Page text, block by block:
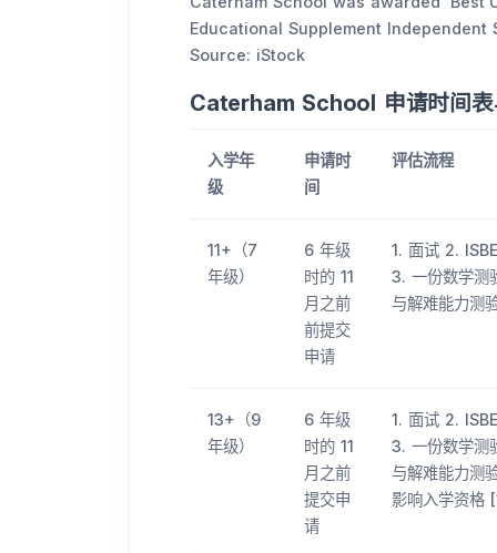
Educational Supplement Independent
Source: iStock
Caterham School 申请时间表
入学年
级
申请时
间
评估流程
11+（7
年级）
6 年级
时的 11
月之前
前提交
申请
1. 面试 2.
3. 一份数学测
与解难能力测
13+（9
年级）
6 年级
时的 11
月之前
提交申
请
1. 面试 2.
3. 一份数学测
与解难能力测
影响入学资格